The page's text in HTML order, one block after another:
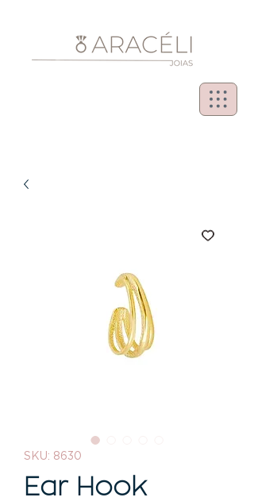
SKU: 8630
Ear Hook